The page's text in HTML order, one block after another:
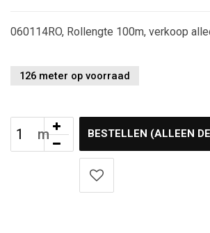
060114RO, Rollengte 100m, verkoop
126 meter op voorraad
BESTELLEN (ALLEEN